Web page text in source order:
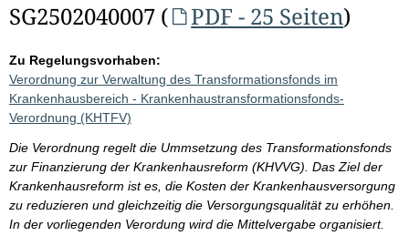
SG2502040007 (
PDF - 25 Seiten)
Zu Regelungsvorhaben:
Verordnung zur Verwaltung des Transformationsfonds im
Krankenhausbereich - Krankenhaustransformationsfonds-
Verordnung (KHTFV)
Die Verordnung regelt die Ummsetzung des Transformationsfonds
zur Finanzierung der Krankenhausreform (KHVVG). Das Ziel der
Krankenhausreform ist es, die Kosten der Krankenhausversorgung
zu reduzieren und gleichzeitig die Versorgungsqualität zu erhöhen.
In der vorliegenden Verordung wird die Mittelvergabe organisiert.